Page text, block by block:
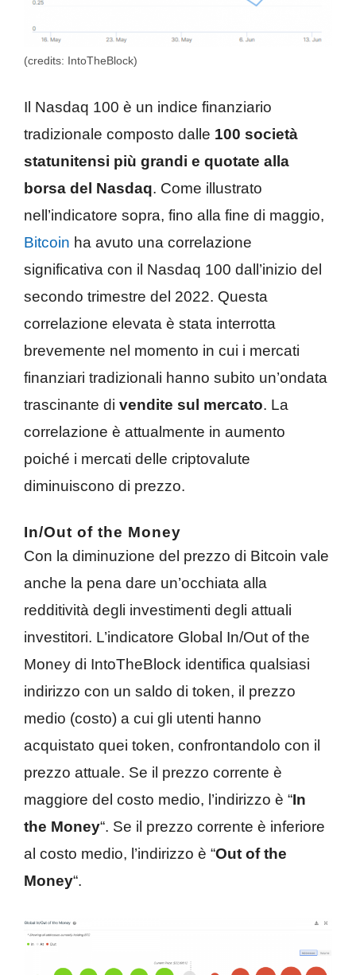
(credits: IntoTheBlock)
Il Nasdaq 100 è un indice finanziario
tradizionale composto dalle 100 società
statunitensi più grandi e quotate alla
borsa del Nasdaq. Come illustrato
nell’indicatore sopra, fino alla fine di maggio,
Bitcoin ha avuto una correlazione
significativa con il Nasdaq 100 dall’inizio del
secondo trimestre del 2022. Questa
correlazione elevata è stata interrotta
brevemente nel momento in cui i mercati
finanziari tradizionali hanno subito un’ondata
trascinante di vendite sul mercato. La
correlazione è attualmente in aumento
poiché i mercati delle criptovalute
diminuiscono di prezzo.
In/Out of the Money
Con la diminuzione del prezzo di Bitcoin vale
anche la pena dare un’occhiata alla
redditività degli investimenti degli attuali
investitori. L’indicatore Global In/Out of the
Money di IntoTheBlock identifica qualsiasi
indirizzo con un saldo di token, il prezzo
medio (costo) a cui gli utenti hanno
acquistato quei token, confrontandolo con il
prezzo attuale. Se il prezzo corrente è
maggiore del costo medio, l’indirizzo è “In
the Money“. Se il prezzo corrente è inferiore
al costo medio, l’indirizzo è “Out of the
Money“.